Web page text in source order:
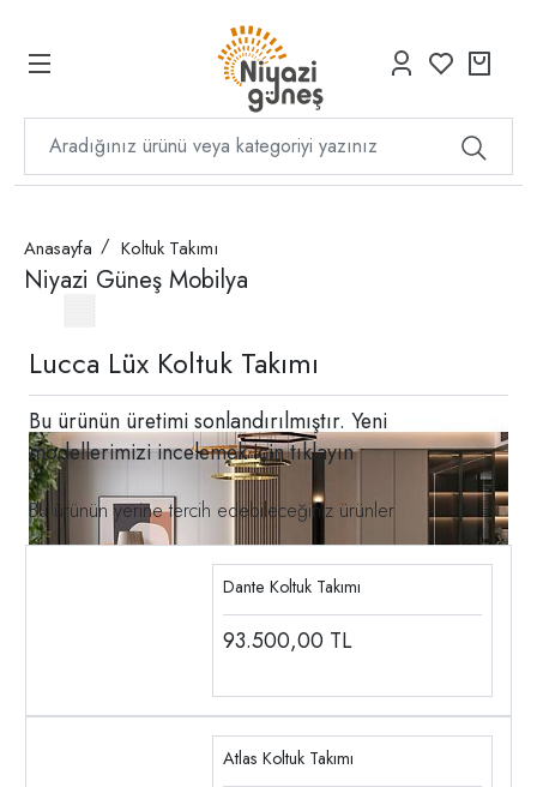
Anasayfa Koltuk Takımı
Niyazi Güneş Mobilya
Lucca Lüx Koltuk Takımı
Bu ürünün üretimi sonlandırılmıştır. Yeni
modellerimizi incelemek içintıklayın
Bu ürünün yerine tercih edebileceğiniz ürünler
Dante Koltuk Takımı
93.500,00 TL
Atlas Koltuk Takımı